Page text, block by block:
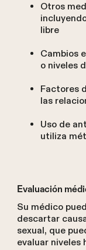
Otros
libre
Cambios
o niveles
Factores
las
Uso de
utiliza
Evaluación
Su médico
descartar
sexual, que
evaluar niveles